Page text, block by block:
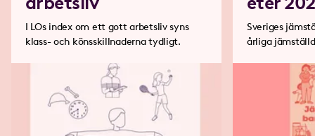
I LOs index om ett gott arbetsliv syns
klass- och könsskillnaderna tydligt.
Sveriges
årliga jämställdhetsrapport. Den
påverkar
samhället i